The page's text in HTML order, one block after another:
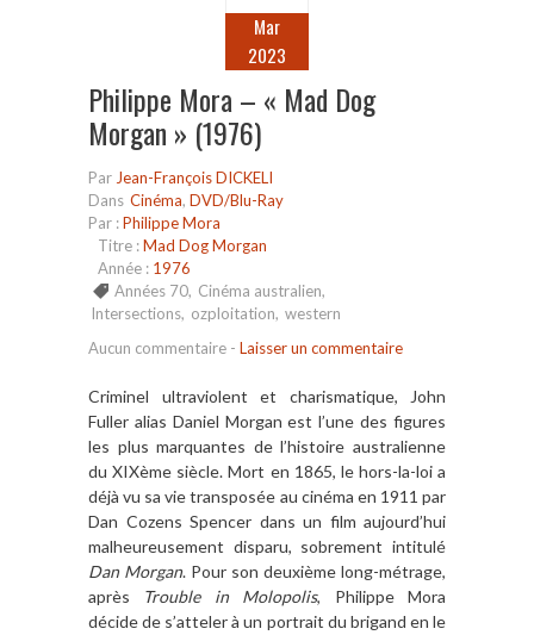
Mar
2023
Philippe Mora – « Mad Dog
Morgan » (1976)
Par Jean-François DICKELI
Dans Cinéma, DVD/Blu-Ray
Par :Philippe Mora
Titre :Mad Dog Morgan
Année : 1976
Années 70, Cinéma australien,
Intersections, ozploitation, western
Aucun commentaire - Laisser un commentaire
Criminel ultraviolent et charismatique, John
Fuller alias Daniel Morgan est l’une des figures
les plus marquantes de l’histoire australienne
du XIXème siècle. Mort en 1865, le hors-la-loi a
déjà vu sa vie transposée au cinéma en 1911 par
Dan Cozens Spencer dans un film aujourd’hui
malheureusement disparu, sobrement intitulé
Dan Morgan. Pour son deuxième long-métrage,
après Trouble in Molopolis, Philippe Mora
décide de s’atteleràun portrait du brigand en le